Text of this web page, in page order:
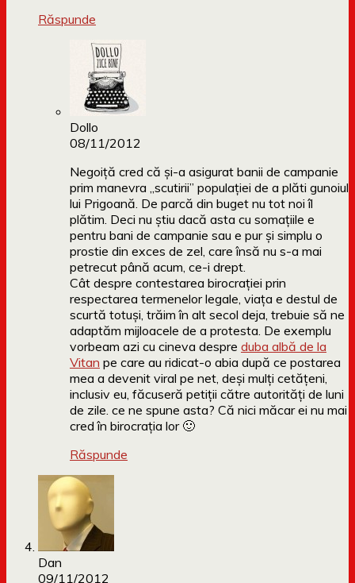
Răspunde
Dollo
08/11/2012
Negoiță cred că și-a asigurat banii de campanie
prim manevra „scutirii” populației de a plăti gunoiul
lui Prigoană. De parcă din buget nu tot noi îl
plătim. Deci nu știu dacă asta cu somațiile e
pentru bani de campanie sau e pur și simplu o
prostie din exces de zel, care însă nu s-a mai
petrecut până acum, ce-i drept.
Cât despre contestarea birocrației prin
respectarea termenelor legale, viața e destul de
scurtă totuși, trăim în alt secol deja, trebuie să ne
adaptăm mijloacele de a protesta. De exemplu
vorbeam azi cu cineva despre duba albă de la
Vitan pe care au ridicat-o abia după ce postarea
mea a devenit viral pe net, deși mulți cetățeni,
inclusiv eu, făcuseră petiții către autorități de luni
de zile. ce ne spune asta? Că nici măcar ei nu mai
cred în birocrația lor 🙂
Răspunde
Dan
09/11/2012